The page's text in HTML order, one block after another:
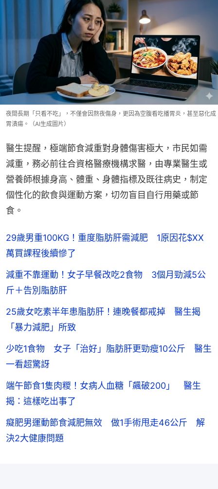
夜間長期「只看不吃」，不僅會因熬夜傷身，更因為空腹看吃播胃炎，甚至惡化成
胃潰瘍。（AI生成圖片）
醫生提醒，極端節食減重對身體傷害極大，市民如需
減重，務必前往合資格醫療機構求醫，由專業醫生或
營養師根據身高、體重、身體指標及既往病史，制定
個性化的飲食與運動方案，切勿盲目自行用藥或節
食。
29歲男重100KG！重度脂肪肝需減肥 1原因花$XX
萬買課程後續慘了
減重不靠運動！女子早餐改吃2食物 3個月勁減5公
斤＋告別脂肪肝
25歲女吃素半年患脂肪肝！連晚餐都戒掉 醫生揭
「暴力減肥」所致
少吃1食物 女子「治好」脂肪肝更勁瘦10公斤 醫生
一看超驚訝
端午節食1隻肉糉！女病人血糖「飆破200」 醫生
揭：這樣吃出事了
癡肥男運動節食減肥無效 做1手術甩走46公斤 解
決2大健康問題